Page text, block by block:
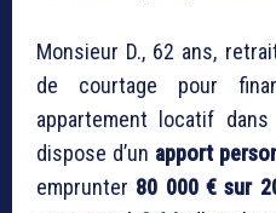
Monsieur D., 62 ans,
de courtage pour
appartement locatif
dispose d’un apport
emprunter 80 000 € sur